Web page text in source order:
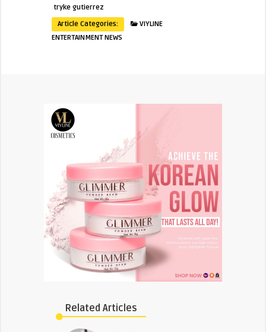
tryke gutierrez
Article Categories:
VIYLINE
ENTERTAINMENT NEWS
Related Articles